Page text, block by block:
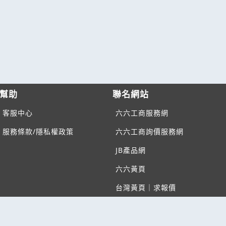
幫助
客服中心
服務條款/隱私權政策
聯名網站
六六工商服務網
六六工商詢價服務網
JB產品網
六六黃頁
台灣黃頁｜求報價